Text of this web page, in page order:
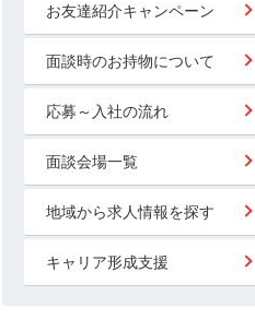
お友達紹介キャンペーン
面談時のお持物について
応募～入社の流れ
面談会場一覧
地域から求人情報を探す
キャリア形成支援